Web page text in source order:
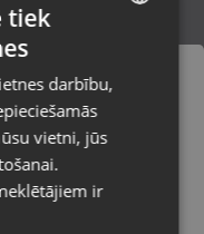
uz
RUSSIAN
tiek
darbību,
vietni, jūs
ir